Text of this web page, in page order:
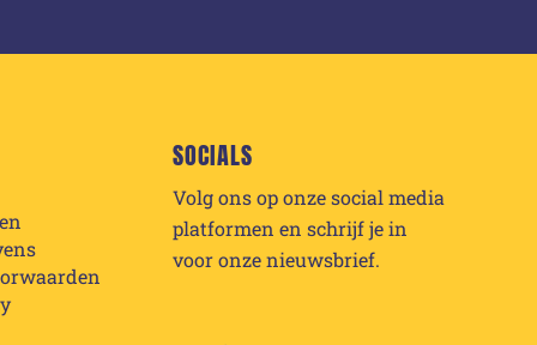
SOCIALS
Volg ons op onze social media
platformen en schrijf je in
voor onze nieuwsbrief.